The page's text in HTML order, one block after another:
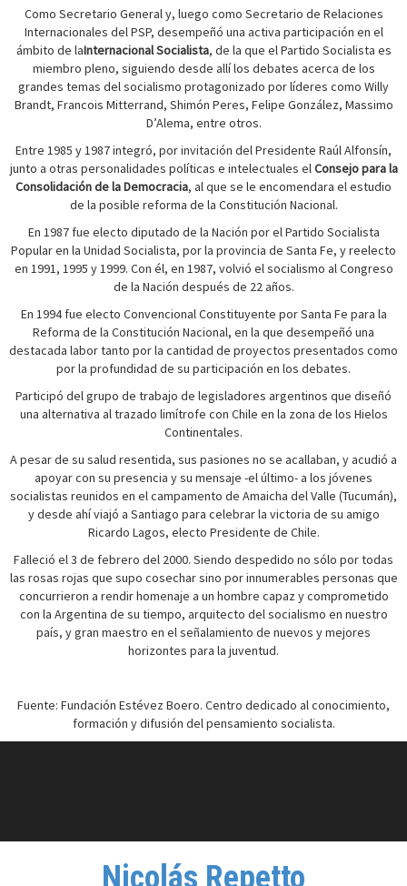
Como Secretario General y, luego como Secretario de Relaciones
Internacionales del PSP, desempeñó una activa participación en el
ámbito de laInternacional Socialista, de la que el Partido Socialista es
miembro pleno, siguiendo desde allí los debates acerca de los
grandes temas del socialismo protagonizado por líderes como Willy
Brandt, Francois Mitterrand, Shimón Peres, Felipe González, Massimo
D’Alema, entre otros.
Entre 1985 y 1987 integró, por invitación del Presidente Raúl Alfonsín,
junto a otras personalidades políticas e intelectuales elConsejo para la
Consolidación de la Democracia, al que se le encomendara el estudio
de la posible reforma de la Constitución Nacional.
En 1987 fue electo diputado de la Nación por el Partido Socialista
Popular en la Unidad Socialista, por la provincia de Santa Fe, y reelecto
en 1991, 1995 y 1999. Con él, en 1987, volvió el socialismo al Congreso
de la Nación después de 22 años.
En 1994 fue electo Convencional Constituyente por Santa Fe para la
Reforma de la Constitución Nacional, en la que desempeñó una
destacada labor tanto por la cantidad de proyectos presentados como
por la profundidad de su participación en los debates.
Participó del grupo de trabajo de legisladores argentinos que diseñó
una alternativa al trazado limítrofe con Chile en la zona de los Hielos
Continentales.
A pesar de su salud resentida, sus pasiones no se acallaban, y acudió a
apoyar con su presencia y su mensaje -el último- a los jóvenes
socialistas reunidos en el campamento de Amaicha del Valle (Tucumán),
y desde ahí viajó a Santiago para celebrar la victoria de su amigo
Ricardo Lagos, electo Presidente de Chile.
Falleció el 3 de febrero del 2000. Siendo despedido no sólo por todas
las rosas rojas que supo cosechar sino por innumerables personas que
concurrieron a rendir homenaje a un hombre capaz y comprometido
con la Argentina de su tiempo, arquitecto del socialismo en nuestro
país, y gran maestro en el señalamiento de nuevos y mejores
horizontes para la juventud.
Fuente: Fundación Estévez Boero. Centro dedicado al conocimiento,
formación y difusión del pensamiento socialista.
Nicolás Repetto